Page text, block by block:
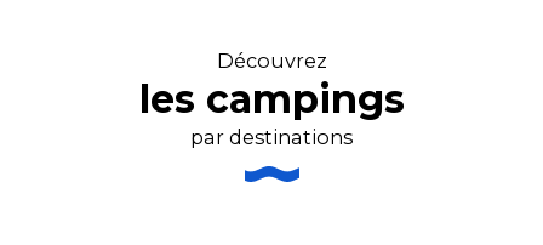
Découvrez
les campings
par destinations